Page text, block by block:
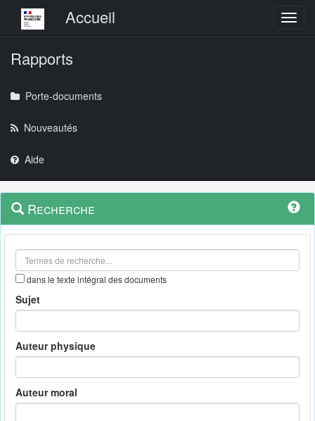
Menu principalAccueil
Rapports
Porte-documents
Nouveautés
Aide
Navigation
outils
Menu
contextuel
Recherche
dans le texte intégral des documents
Sujet
Auteur physique
Auteur moral